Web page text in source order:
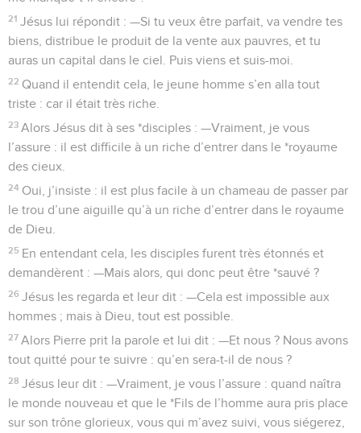
21 Jésus lui répondit : —Si tu veux être parfait, va vendre tes
biens, distribue le produit de la vente aux pauvres, et tu
auras un capital dans le ciel. Puis viens et suis-moi.
22 Quand il entendit cela, le jeune homme s’en alla tout
triste : car il était très riche.
23 Alors Jésus dit à ses *disciples : —Vraiment, je vous
l’assure : il est difficile à un riche d’entrer dans le *royaume
des cieux.
24 Oui, j’insiste : il est plus facile à un chameau de passer par
le trou d’une aiguille qu’à un riche d’entrer dans le royaume
de Dieu.
25 En entendant cela, les disciples furent très étonnés et
demandèrent : —Mais alors, qui donc peut être *sauvé ?
26 Jésus les regarda et leur dit : —Cela est impossible aux
hommes ; mais à Dieu, tout est possible.
27 Alors Pierre prit la parole et lui dit : —Et nous ? Nous avons
tout quitté pour te suivre : qu’en sera-t-il de nous ?
28 Jésus leur dit : —Vraiment, je vous l’assure : quand naîtra
le monde nouveau et que le *Fils de l’homme aura pris place
sur son trône glorieux, vous qui m’avez suivi, vous siégerez,